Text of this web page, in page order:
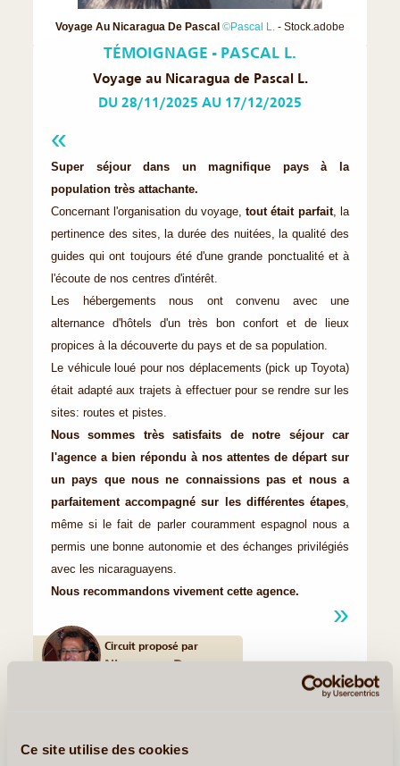
Ce site utilise des cookies
Voyage Au Nicaragua De Pascal ©Pascal L. - Stock.adobe
TÉMOIGNAGE - PASCAL L.
Voyage au Nicaragua de Pascal L.
DU 28/11/2025 AU 17/12/2025
Super séjour dans un magnifique pays à la
population très attachante.
Concernant l'organisation du voyage,tout était parfait, la
pertinence des sites, la durée des nuitées, la qualité des
guides qui ont toujours été d'une grande ponctualité et à
l'écoute de nos centres d'intérêt.
Les hébergements nous ont convenu avec une
alternance d'hôtels d'un très bon confort et de lieux
propices à la découverte du pays et de sa population.
Le véhicule loué pour nos déplacements (pick up Toyota)
était adapté aux trajets à effectuer pour se rendre sur les
sites: routes et pistes.
Nous sommes très satisfaits de notre séjour car
l'agence a bien répondu à nos attentes de départ sur
un pays que nous ne connaissions pas et nous a
parfaitement accompagné sur les différentes étapes,
même si le fait de parler couramment espagnol nous a
permis une bonne autonomie et des échanges privilégiés
avec les nicaraguayens.
Nous recommandons vivement cette agence.
Circuit proposé par
Nicaragua Descanso